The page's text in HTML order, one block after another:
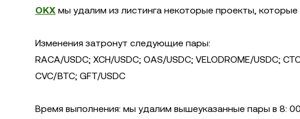
OKX мы удалим из листинга некоторые проекты,
Изменения затронут следующие пары:
RACA/USDC; XCH/USDC; OAS/USDC; VELODROME/USDC;
CVC/BTC; GFT/USDC
Время выполнения: мы удалим вышеуказанные пары в 8: